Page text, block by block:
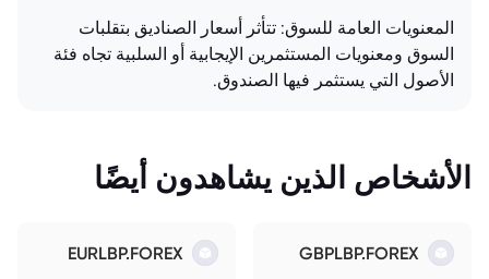
المعنويات العامة للسوق: تتأثر أسعار الصناديق بتقلبات
السوق ومعنويات المستثمرين الإيجابية أو السلبية تجاه فئة
الأصول التي يستثمر فيها الصندوق.
الأشخاص الذين يشاهدون أيضًا
GBPLBP.FOREX
EURLBP.FOREX